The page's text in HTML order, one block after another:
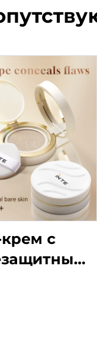
крем с